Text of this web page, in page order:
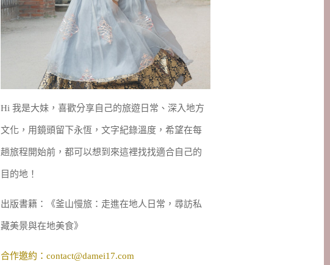
Hi 我是大妹，喜歡分享自己的旅遊日常、深入地方
文化，用鏡頭留下永恆，文字紀錄溫度，希望在每
趟旅程開始前，都可以想到來這裡找找適合自己的
目的地！
出版書籍：《釜山慢旅：走進在地人日常，尋訪私
藏美景與在地美食》
合作邀約： contact@damei17.com